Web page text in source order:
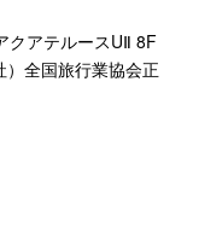
アテルースUⅡ 8F
全国旅行業協会正